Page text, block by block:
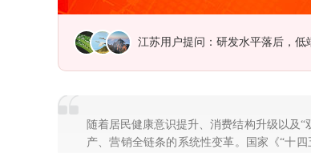
广东用户提问：中国海洋经济走出
随着居民健康意识提升、消费结构升级以及
产、营销全链条的系统性变革。国家《“十